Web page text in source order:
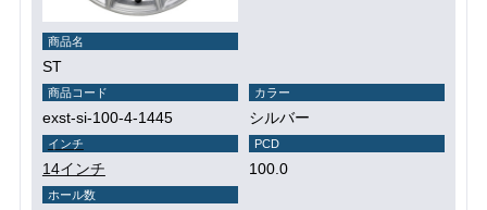
商品名
ST
商品コード
exst-si-100-4-1445
カラー
シルバー
インチ
14インチ
PCD
100.0
ホール数